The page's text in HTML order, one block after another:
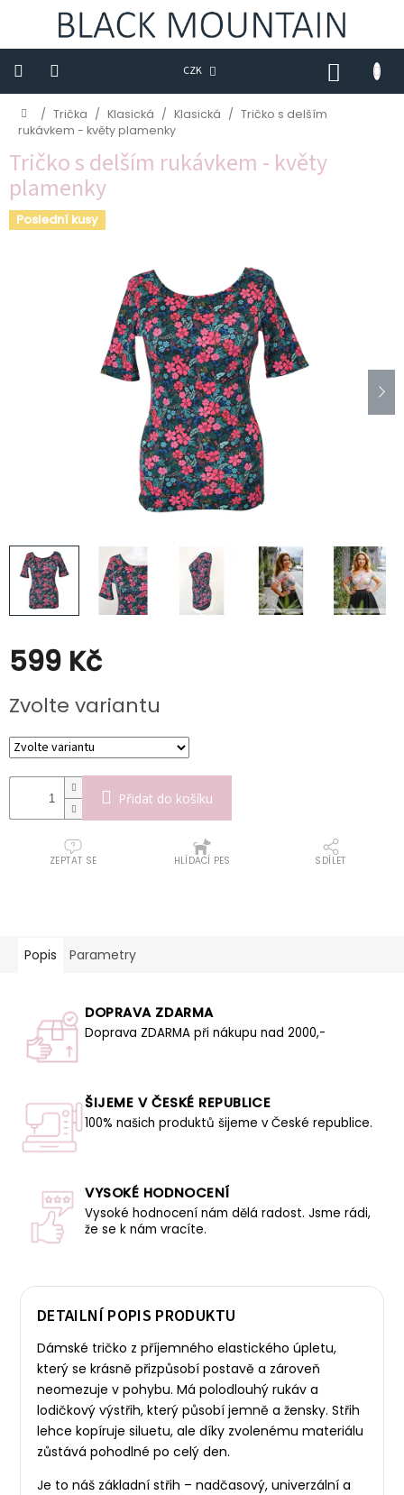
CZK
KOŠÍK
Novinky
M
Trička
Sukně
Domů
/ Trička / Klasická / Klasická / Tričko s delším
rukávkem - květy plamenky
Tričko s delším rukávkem - květy
plamenky
Poslední kusy
599 Kč
cena:
Zvolte variantu
Přidat do košíku
ZEPTAT SE HLÍDACÍ PES SDÍLET
Popis Parametry
DOPRAVA ZDARMA
Doprava ZDARMA při nákupu nad 2000,-
ŠIJEME V ČESKÉ REPUBLICE
100% našich produktů šijeme v České republice.
VYSOKÉ HODNOCENÍ
Vysoké hodnocení nám dělá radost. Jsme rádi,
že se k nám vracíte.
DETAILNÍ POPIS PRODUKTU
Dámské tričko z příjemného elastického úpletu,
který se krásně přizpůsobí postavě a zároveň
neomezuje v pohybu. Má polodlouhý rukáv a
lodičkový výstřih, který působí jemně a žensky. Střih
lehce kopíruje siluetu, ale díky zvolenému materiálu
zůstává pohodlné po celý den.
Je to náš základní střih – nadčasový, univerzální a